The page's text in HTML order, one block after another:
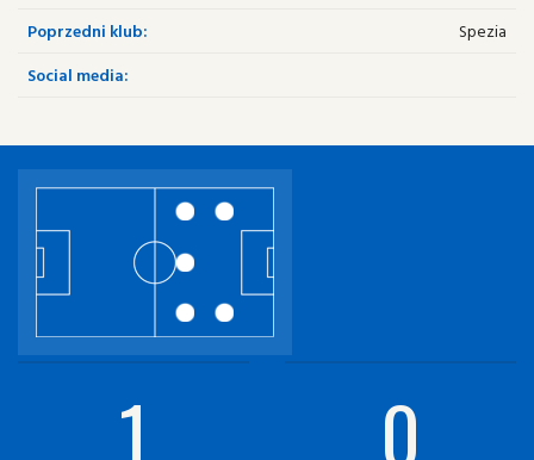
Poprzedni klub:
Spezia
Social media:
1 0